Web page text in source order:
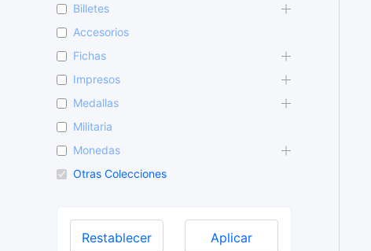
d
p
r
d
u
t
o
Billetes
Accesorios
Fichas
Impresos
Medallas
Militaria
Monedas
Otras Colecciones
Aplicar
Restablecer